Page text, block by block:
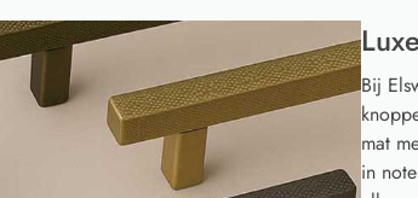
Bij
mat
in